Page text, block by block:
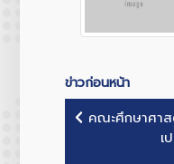
ข่าวก่อนหน้า
คณะศึกษาศา
เ